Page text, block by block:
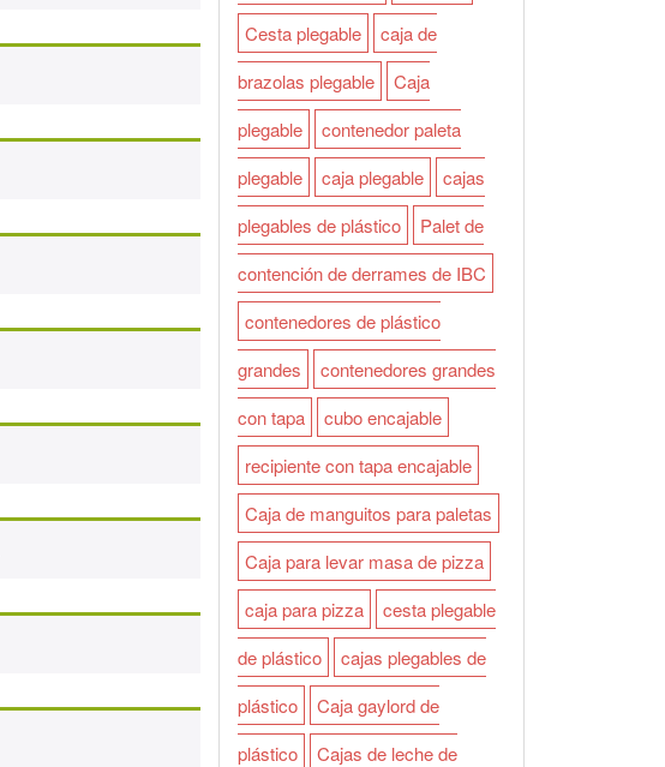
Cesta plegable
caja de
brazolas plegable
Caja
plegable
contenedor paleta
plegable
caja plegable
cajas
plegables de plástico
Palet de
contención de derrames de IBC
contenedores de plástico
grandes
contenedores grandes
con tapa
cubo encajable
recipiente con tapa encajable
Caja de manguitos para paletas
Caja para levar masa de pizza
caja para pizza
cesta plegable
de plástico
cajas plegables de
plástico
Caja gaylord de
plástico
Cajas de leche de